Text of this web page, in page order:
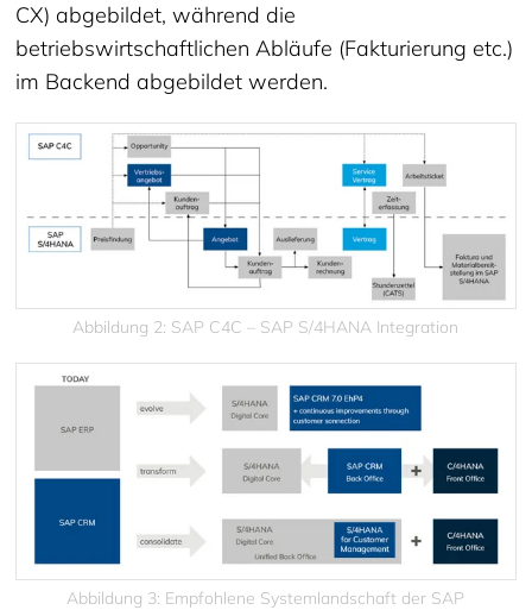
CX) abgebildet, während die
betriebswirtschaftlichen Abläufe (Fakturierung etc.)
im Backend abgebildet werden.
Abbildung 2: SAP C4C – SAP S/4HANA Integration
Abbildung 3: Empfohlene Systemlandschaft der SAP